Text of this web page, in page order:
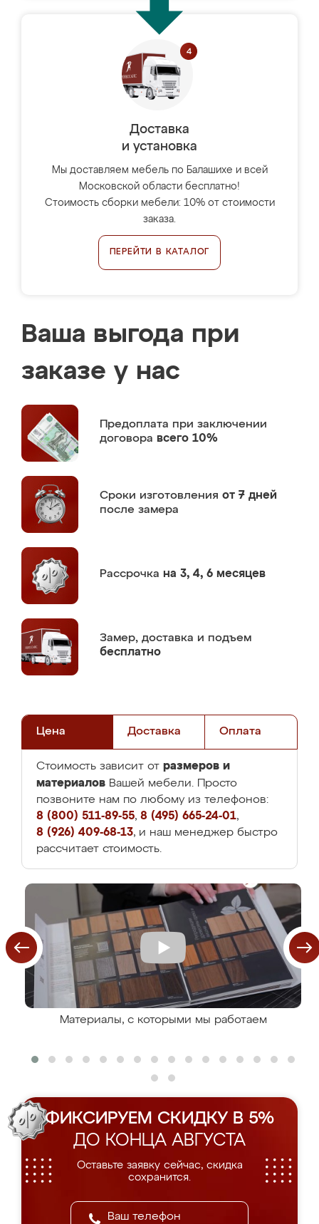
Доставка
и установка
Мы доставляем мебель по Балашихе и всей
Московской области бесплатно!
Стоимость сборки мебели: 10% от стоимости
заказа.
ПЕРЕЙТИ В КАТАЛОГ
Ваша выгода при
заказе у нас
Предоплата при заключении
договора всего 10%
Сроки изготовления от 7 дней
после замера
Рассрочка на 3, 4, 6 месяцев
Замер, доставка и подъем
бесплатно
Цена Доставка Оплата
Стоимость зависит от размеров и
материалов Вашей мебели. Просто
позвоните нам по любому из телефонов:
8 (800) 511-89-55, 8 (495) 665-24-01,
8 (926) 409-68-13, и наш менеджер быстро
рассчитает стоимость.
Материалы, с которыми мы работаем
ФИКСИРУЕМ СКИДКУ В 5%
ДО КОНЦА АВГУСТА
Оставьте заявку сейчас, скидка
сохранится.